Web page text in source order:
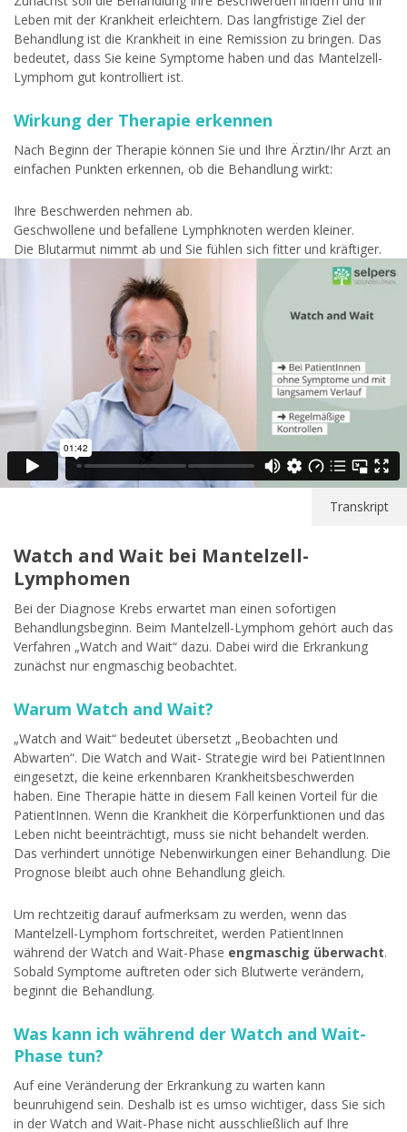
Leben mit der Krankheit erleichtern. Das langfristige Ziel der
Behandlung ist die Krankheit in eine Remission zu bringen. Das
bedeutet, dass Sie keine Symptome haben und das Mantelzell-
Lymphom gut kontrolliert ist.
Wirkung der Therapie erkennen
Nach Beginn der Therapie können Sie und Ihre Ärztin/Ihr Arzt an
einfachen Punkten erkennen, ob die Behandlung wirkt:
Ihre Beschwerden nehmen ab.
Geschwollene und befallene Lymphknoten werden kleiner.
Die Blutarmut nimmt ab und Sie fühlen sich fitter und kräftiger.
Transkript
Watch and Wait bei Mantelzell-
Lymphomen
Bei der Diagnose Krebs erwartet man einen sofortigen
Behandlungsbeginn. Beim Mantelzell-Lymphom gehört auch das
Verfahren „Watch and Wait“ dazu. Dabei wird die Erkrankung
zunächst nur engmaschig beobachtet.
Warum Watch and Wait?
„Watch and Wait“ bedeutet übersetzt „Beobachten und
Abwarten“. Die Watch and Wait- Strategie wird bei PatientInnen
eingesetzt, die keine erkennbaren Krankheitsbeschwerden
haben. Eine Therapie hätte in diesem Fall keinen Vorteil für die
PatientInnen. Wenn die Krankheit die Körperfunktionen und das
Leben nicht beeinträchtigt, muss sie nicht behandelt werden.
Das verhindert unnötige Nebenwirkungen einer Behandlung. Die
Prognose bleibt auch ohne Behandlung gleich.
Um rechtzeitig darauf aufmerksam zu werden, wenn das
Mantelzell-Lymphom fortschreitet, werden PatientInnen
während der Watch and Wait-Phase engmaschig überwacht.
Sobald Symptome auftreten oder sich Blutwerte verändern,
beginnt die Behandlung.
Was kann ich während der Watch and Wait-
Phase tun?
Auf eine Veränderung der Erkrankung zu warten kann
beunruhigend sein. Deshalb ist es umso wichtiger, dass Sie sich
in der Watch and Wait-Phase nicht ausschließlich auf Ihre